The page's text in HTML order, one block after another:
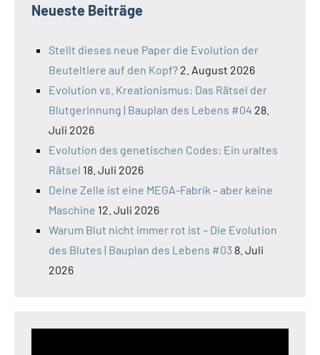
Neueste Beiträge
Stellt dieses neue Paper die Evolution der
Beuteltiere auf den Kopf? 2. August 2026
Evolution vs. Kreationismus: Das Rätsel der
Blutgerinnung | Bauplan des Lebens #04 28.
Juli 2026
Evolution des genetischen Codes: Ein uraltes
Rätsel 18. Juli 2026
Deine Zelle ist eine MEGA-Fabrik – aber keine
Maschine 12. Juli 2026
Warum Blut nicht immer rot ist – Die Evolution
des Blutes | Bauplan des Lebens #03 8. Juli
2026